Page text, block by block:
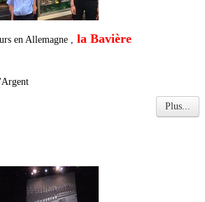
en Allemagne , la Bavière
Plus...